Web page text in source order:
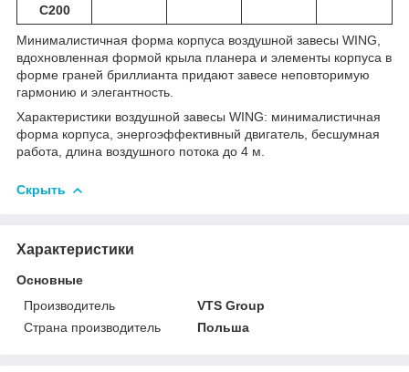
С200
Минималистичная форма корпуса воздушной завесы WING,
вдохновленная формой крыла планера и элементы корпуса в
форме граней бриллианта придают завесе неповторимую
гармонию и элегантность.
Характеристики воздушной завесы WING: минималистичная
форма корпуса, энергоэффективный двигатель, бесшумная
работа, длина воздушного потока до 4 м.
Скрыть
Характеристики
Основные
Производитель
VTS Group
Страна производитель
Польша